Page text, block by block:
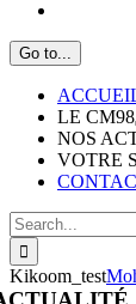
Go to...
LE CM98
NOS
VOTRE
Search
for:
Kikoom_test